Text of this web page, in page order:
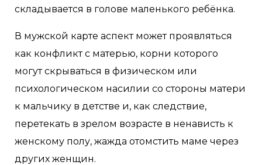
складывается в голове маленького ребёнка.
В мужской карте аспект может проявляться
как конфликт с матерью, корни которого
могут скрываться в физическом или
психологическом насилии со стороны матери
к мальчику в детстве и, как следствие,
перетекать в зрелом возрасте в ненависть к
женскому полу, жажда отомстить маме через
других женщин.